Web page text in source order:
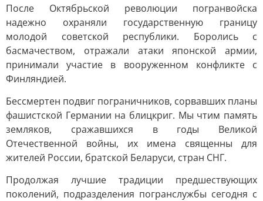
После Октябрьской революции погранвойска
надежно охраняли государственную границу
молодой советской республики. Боролись с
басмачеством, отражали атаки японской армии,
принимали участие в вооруженном конфликте с
Финляндией.
Бессмертен подвиг пограничников, сорвавших планы
фашистской Германии на блицкриг. Мы чтим память
земляков, сражавшихся в годы Великой
Отечественной войны, их имена священны для
жителей России, братской Беларуси, стран СНГ.
Продолжая лучшие традиции предшествующих
поколений, подразделения погранслужбы сегодня с